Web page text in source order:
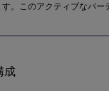
。このアクティブなパー
成